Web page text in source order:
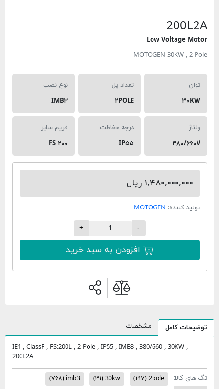
Low Voltage
MOTOGEN 30KW , 2
۳۰KW
تعداد پل
۲POLE
نوع نصب
IMB۳
۳۸۰/۶۶۰V
درجه حفاظت
IP۵۵
فریم سایز
FS ۲۰۰
۱,۴۸۰,۰۰۰,۰۰۰ ریال
تولید کننده: MOTOGEN
افزودن به سبد خرید
کامل مشخصات
IE1 , ClassF , FS:200L , 2 Pole , IP55 , IMB3 , 380/660 , 30KW ,
200L2A
های کالا: 2pole (۲۱۷) 30kw (۳۱) imb3 (۷۶۸)